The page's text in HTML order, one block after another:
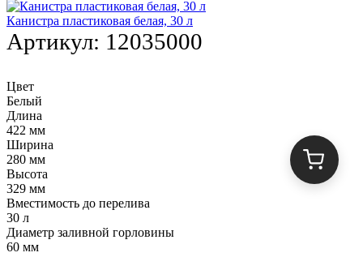
Канистра пластиковая белая, 30 л
Артикул: 12035000
Цвет
Белый
Длина
422 мм
Ширина
280 мм
Высота
329 мм
Вместимость до перелива
30 л
Диаметр заливной горловины
60 мм